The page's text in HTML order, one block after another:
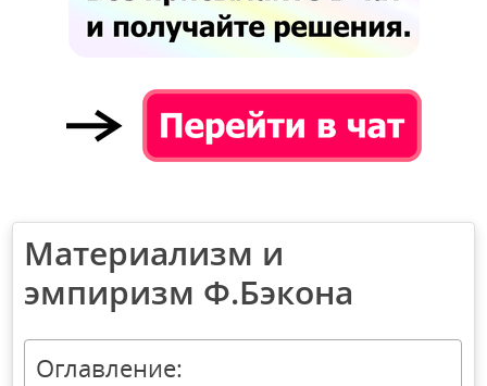
Материализм и
эмпиризм Ф.Бэкона
Оглавление: